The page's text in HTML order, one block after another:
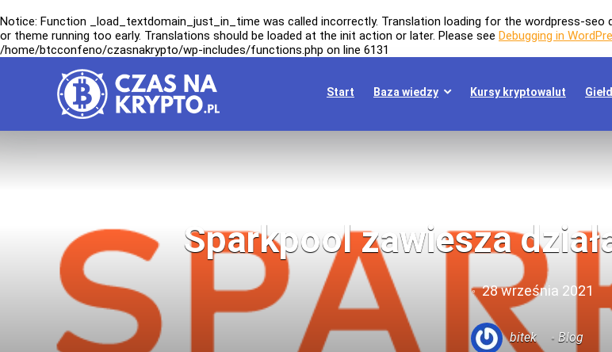
Notice: Function _load_textdomain_just_in_time was called incorrectly. Translation loading for the wordpress-seo
or theme running too early. Translations should be loaded at the init action or later. Please see Debugging in
/home/btcconfeno/czasnakrypto/wp-includes/functions.php on line 6131
Start Baza wiedzy Kursy kryptowalut
Sparkpool zawiesza
28 września 2021
bitek Blog